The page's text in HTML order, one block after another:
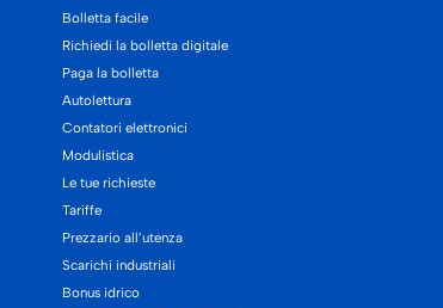
Bolletta facile
Richiedi la bolletta digitale
Paga la bolletta
Autolettura
Contatori elettronici
Modulistica
Le tue richieste
Tariffe
Prezzario all’utenza
Scarichi industriali
Bonus idrico